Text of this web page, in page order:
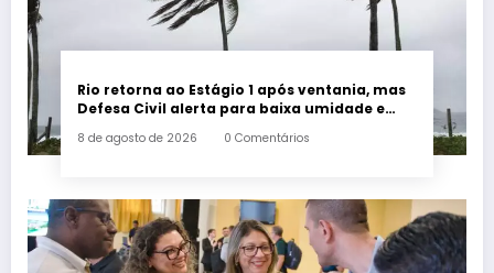
Rio retorna ao Estágio 1 após ventania, mas
Defesa Civil alerta para baixa umidade e
8 de agosto de 2026 0 Comentários